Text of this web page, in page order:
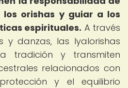
los orishas y guiar a los
espirituales. A través
y danzas, las Iyalorishas
tradición y transmiten
relacionados con
y el equilibrio